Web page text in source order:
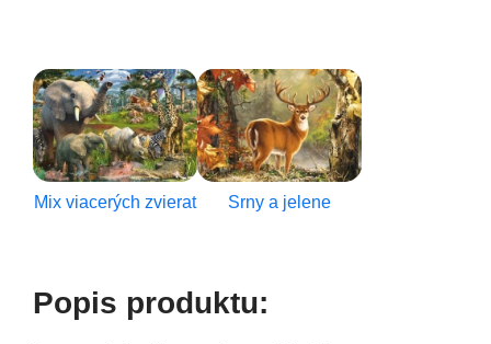
Mix viacerých zvierat Srny a jelene
Popis produktu: